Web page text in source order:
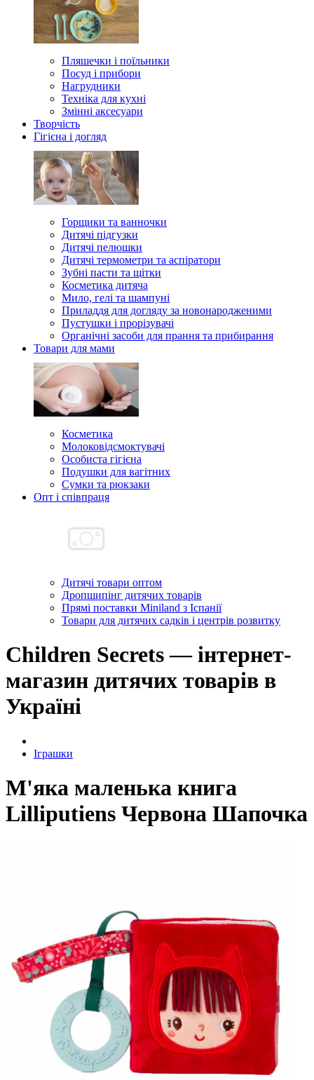
Пляшечки і поїльники
Посуд і прибори
Нагрудники
Техніка для кухні
Змінні аксесуари
Творчість
Гігієна і догляд
Горщики та ванночки
Дитячі підгузки
Дитячі пелюшки
Дитячі термометри та аспіратори
Зубні пасти та щітки
Косметика дитяча
Мило, гелі та шампуні
Приладдя для догляду за новонародженими
Пустушки і прорізувачі
Органічні засоби для прання та прибирання
Товари для мами
Косметика
Молоковідсмоктувачі
Особиста гігієна
Подушки для вагітних
Сумки та рюкзаки
Опт і співпраця
Дитячі товари оптом
Дропшипінг дитячих товарів
Прямі поставки Miniland з Іспанії
Товари для дитячих садків і центрів розвитку
Children Secrets — інтернет-
магазин дитячих товарів в
Україні
Іграшки
М'яка маленька книга
Lilliputiens Червона Шапочка